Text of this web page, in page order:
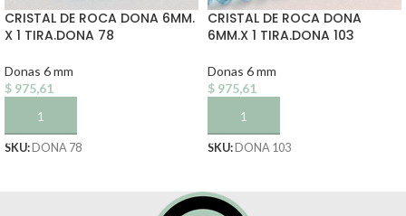
CRISTAL DE ROCA DONA 6MM.
X 1 TIRA.DONA 78
Donas 6 mm
$ 975,61
AÑADIR AL CARRITO
SKU: DONA 78
CRISTAL DE ROCA DONA
6MM.X 1 TIRA.DONA 103
Donas 6 mm
$ 975,61
AÑADIR AL CARRITO
SKU: DONA 103